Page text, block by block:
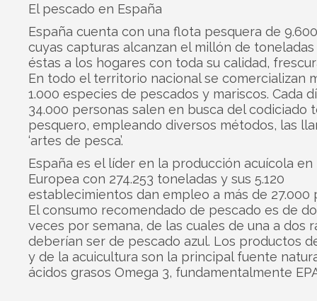
El pescado en España
España cuenta con una flota pesquera de
cuyas capturas alcanzan el millón de
éstas a los hogares con toda su calidad,
En todo el territorio nacional se comercializan
1.000 especies de pescados y mariscos. Cada
34.000 personas salen en busca del codiciado
pesquero, empleando diversos métodos, las
‘artes de pesca’.
España es el líder en la producción acuícola en
Europea con 274.253 toneladas y sus 5.120
establecimientos dan empleo a más de 27.000
El consumo recomendado de pescado es de
veces por semana, de las cuales de una a dos
deberían ser de pescado azul. Los productos
y de la acuicultura son la principal fuente
ácidos grasos Omega 3, fundamentalmente